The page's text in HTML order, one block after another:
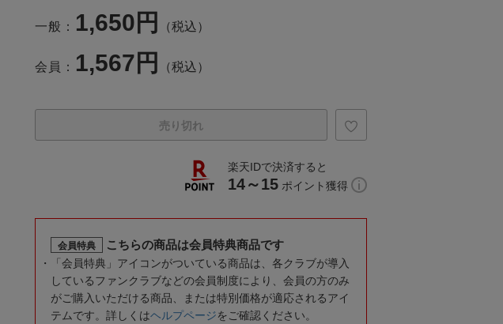
一般： 1,650円 （税込）
会員： 1,567円 （税込）
売り切れ
楽天IDで決済すると
14～15 ポイント獲得
会員特典 こちらの商品は会員特典商品です
「会員特典」アイコンがついている商品は、各クラブが導入
しているファンクラブなどの会員制度により、会員の方のみ
がご購入いただける商品、または特別価格が適応されるアイ
テムです。詳しくはヘルプページをご確認ください。